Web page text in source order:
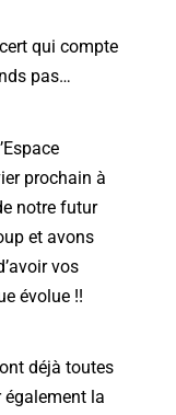
qui compte
pas…
prochain à
notre futur
et avons
vos
évolue !!
déjà toutes
la